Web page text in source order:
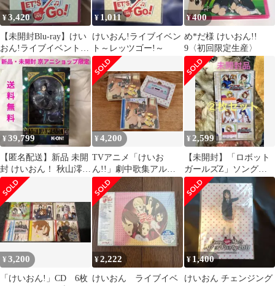
¥3,420
【未開封Blu-ray】けい
おん!ライブイベント～
レッツゴー!～〈初回限
定生産〉
¥ 1,011
けいおん!ライブイベン
ト～レッツゴー!～
¥400
め*だ様 けいおん!!
9〈初回限定生産〉
¥39,799
【匿名配送】新品 未開
封 けいおん！ 秋山澪
1/8 フィギュア 京アニ
限定
¥4,200
TVアニメ「けいお
ん!!」劇中歌集アルバ
ム 放課後ティータイム
Ⅱ（初回限定盤）
¥ 2,599
【未開封】「ロボット
ガールズZ」ソングア
ルバム①&②２枚セッ
ト
¥3,200
「けいおん!」CD 6枚
¥2,222
けいおん ライブイベ
¥ 1,400
けいおん チェンジング